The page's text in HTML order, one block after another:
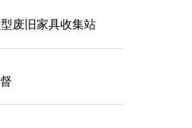
废旧家具收集站